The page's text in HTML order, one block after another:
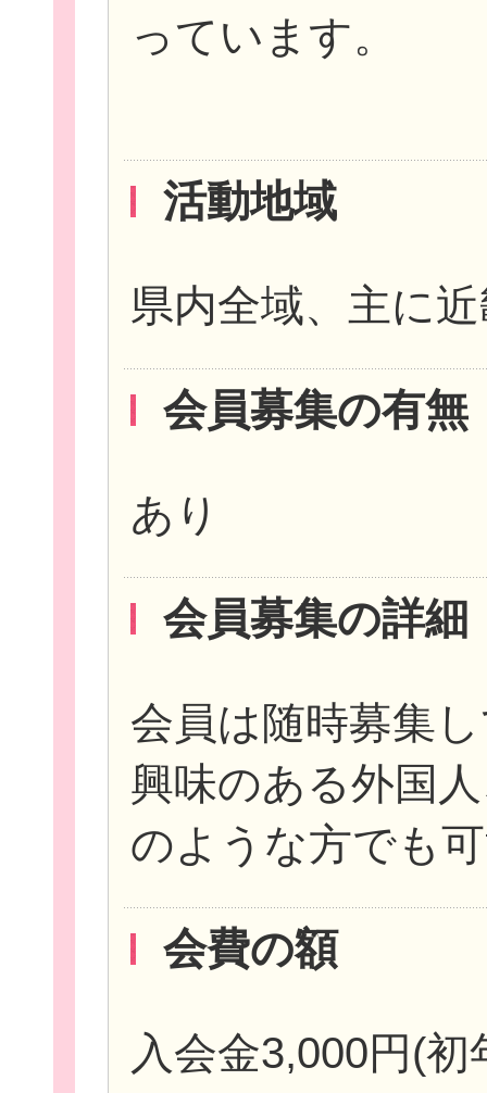
っています。
活動地域
県内全域、主に
会員募集の有無
あり
会員募集の詳細
会員は随時募集
興味のある外国
のような方でも
会費の額
入会金3,000円(